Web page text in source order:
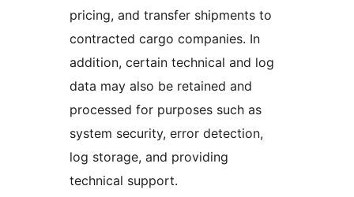
pricing, and transfer shipments to
contracted cargo companies. In
addition, certain technical and log
data may also be retained and
processed for purposes such as
system security, error detection,
log storage, and providing
technical support.